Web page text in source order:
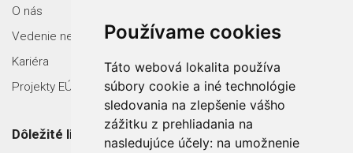
Používame cookies
Táto webová lokalita používa
súbory cookie a iné technológie
sledovania na zlepšenie vášho
zážitku z prehliadania na
nasledujúce účely: na umožnenie
O nás
Vedenie nemocnice
Kariéra
Projekty EÚ
Dôležité linky